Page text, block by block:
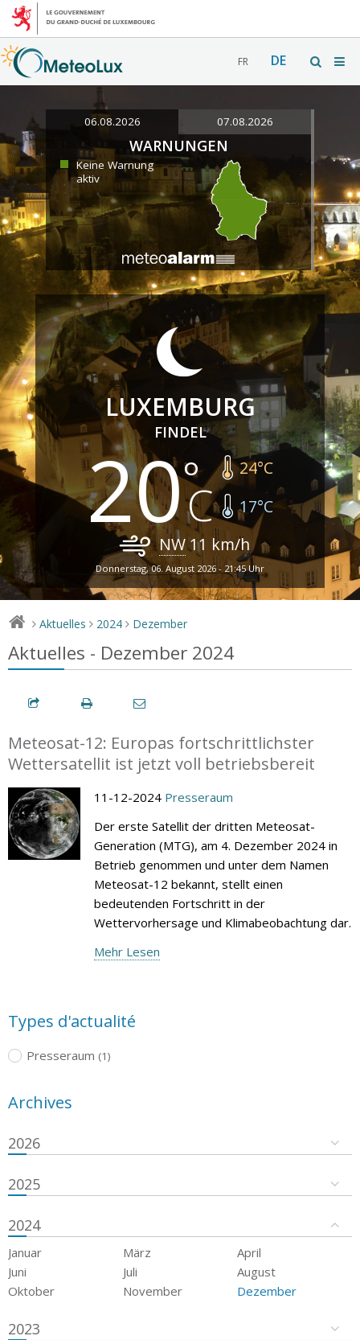
FR DE
06.08.2026 07.08.2026
WARNUNGEN
Keine Warnung
aktiv
LUXEMBURG
FINDEL
20 24°C
17°C
NW11 km/h
Donnerstag, 06. August 2026 - 21:45 Uhr
> Aktuelles > 2024 > Dezember
Aktuelles - Dezember 2024
Meteosat-12: Europas fortschrittlichster
Wettersatellit ist jetzt voll betriebsbereit
11-12-2024 Presseraum
Der erste Satellit der dritten Meteosat-
Generation (MTG), am 4. Dezember 2024 in
Betrieb genommen und unter dem Namen
Meteosat-12 bekannt, stellt einen
bedeutenden Fortschritt in der
Wettervorhersage und Klimabeobachtung dar.
Mehr Lesen
Types d'actualité
Presseraum (1)
Archives
2026
2025
2024
Januar März
April
Juni
Juli
August
Oktober
November Dezember
2023